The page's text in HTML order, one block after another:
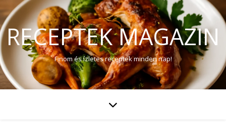
RECEPTEK MAGAZIN
Finom és ízletes receptek minden nap!